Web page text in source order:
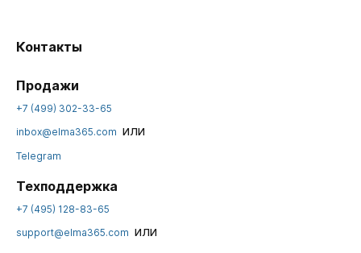
Контакты
Продажи
+7 (499) 302-33-65
inbox@elma365.com или
Telegram
Техподдержка
+7 (495) 128-83-65
support@elma365.com или